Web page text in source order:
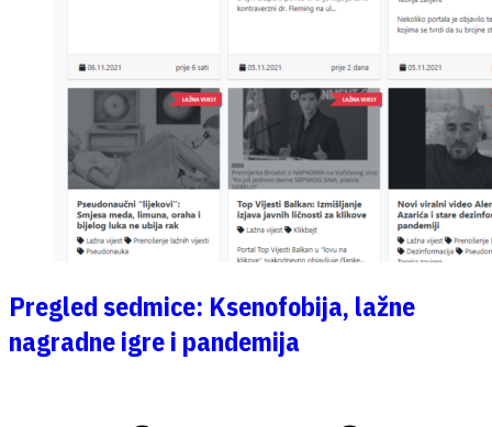
Pregled sedmice: Ksenofobija, lažne
nagradne igre i pandemija